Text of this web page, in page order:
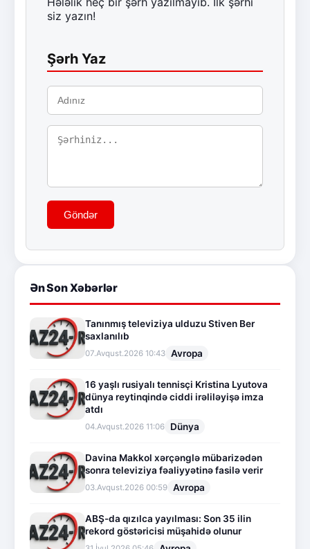
siz yazın!
Şərh Yaz
Göndər
Ən Son Xəbərlər
Tanınmış televiziya ulduzu Stiven Ber
saxlanılıb
07.Avqust.2026 10:43 Avropa
16 yaşlı rusiyalı tennisçi Kristina Lyutova
dünya reytinqində ciddi irəliləyişə imza
atdı
04.Avqust.2026 11:06 Dünya
Davina Makkol xərçənglə mübarizədən
sonra televiziya fəaliyyətinə fasilə verir
03.Avqust.2026 00:59 Avropa
ABŞ-da qızılca yayılması: Son 35 ilin
rekord göstəricisi müşahidə olunur